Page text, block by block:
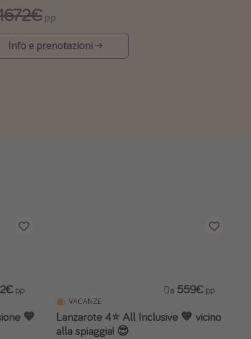
pp
Info e prenotazioni
💙
pp
VACANZE
Lanzarote 4⭐️ All Inclusive 💙 vicino
alla spiaggia! 😎
Da 559€ pp